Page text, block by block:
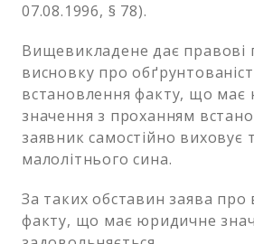
07.08.1996, § 78).
Вищевикладене дає правові
висновку про
встановлення факту, що має
значення з проханням
заявник самостійно виховує
малолітнього сина.
За таких обставин заява про
факту, що має юридичне